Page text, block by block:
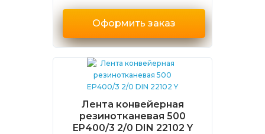
Оформить заказ
Лента конвейерная
резинотканевая 500
EP400/3 2/0 DIN 22102 Y